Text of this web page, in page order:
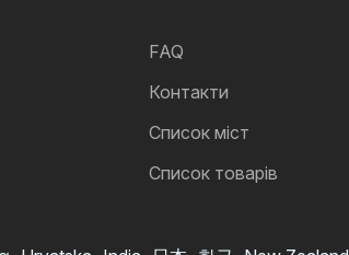
FAQ
Контакти
Cписок міст
Список товарів